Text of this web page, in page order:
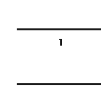
Paginación
entradas
PÁGINA1